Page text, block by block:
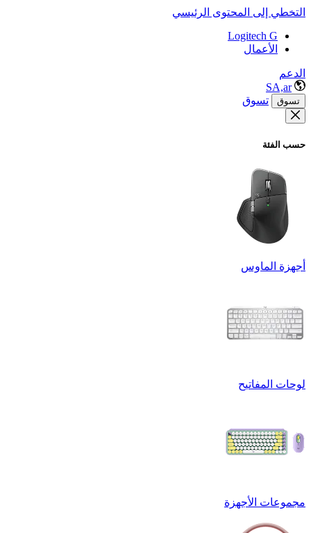
التخطي إلى المحتوى الرئيسي
Logitech G
الأعمال
الدعم
SA,ar
تسوق تسوق
حسب الفئة
أجهزة الماوس
لوحات المفاتيح
مجموعات الأجهزة